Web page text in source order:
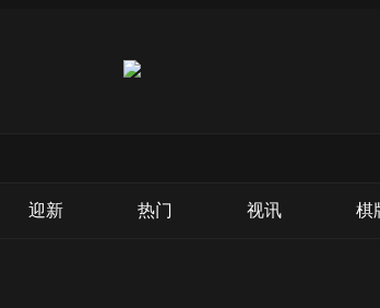
迎新 热门 视讯 棋